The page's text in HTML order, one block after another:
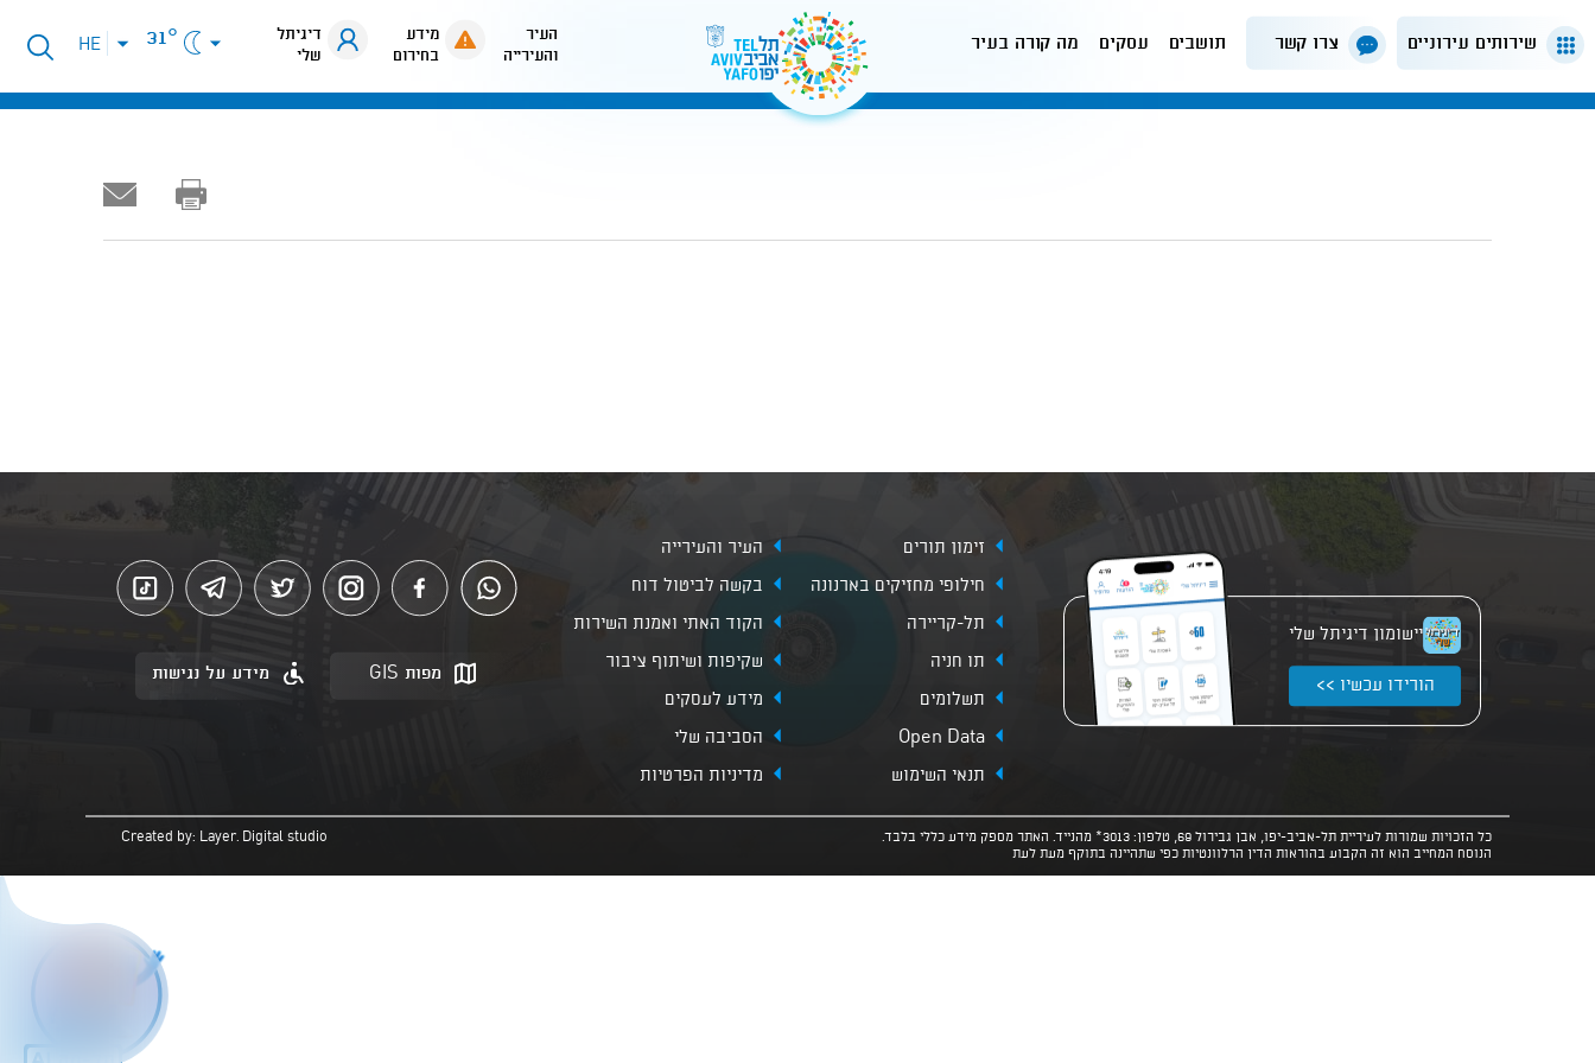
שירותים עירוניים צרו קשר תושבים עסקים מה קורה בעיר
העיר
והעירייה
מידע
בחירום
דיגיתל
שלי
31°
פתיחת
תפריט
HE
יישומון דיגיתל שלי
הורידו עכשיו >>
זימון תורים
העיר והעירייה
חילופי מחזיקים בארנונה
בקשה לביטול דוח
תל-קריירה
הקוד האתי ואמנת השירות
תו חניה
שקיפות ושיתוף ציבור
תשלומים
מידע לעסקים
Open Data
הסביבה שלי
תנאי השימוש
מדיניות הפרטיות
מפות GIS מידע על נגישות
כל הזכויות שמורות לעיריית תל-אביב-יפו, אבן גבירול 69, טלפון: 3013* מהנייד. האתר מספק מידע כללי בלבד.
הנוסח המחייב הוא זה הקבוע בהוראות הדין הרלוונטיות כפי שתהיינה בתוקף מעת לעת
Created by: Layer. Digital studio